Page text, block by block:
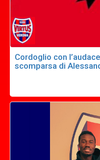
Cordoglio con
scomparsa di